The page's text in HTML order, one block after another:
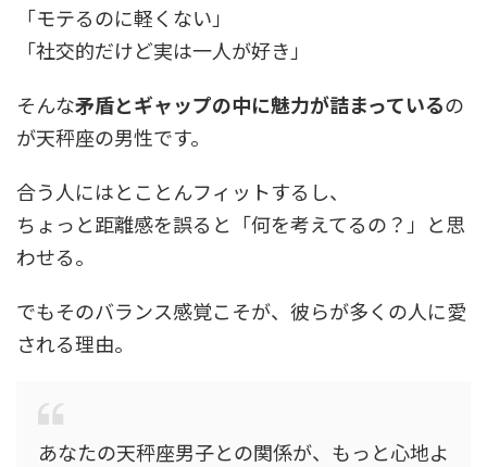
「モテるのに軽くない」
「社交的だけど実は一人が好き」
そんな矛盾とギャップの中に魅力が詰まっているの
が天秤座の男性です。
合う人にはとことんフィットするし、
ちょっと距離感を誤ると「何を考えてるの？」と思
わせる。
でもそのバランス感覚こそが、彼らが多くの人に愛
される理由。
あなたの天秤座男子との関係が、もっと心地よ